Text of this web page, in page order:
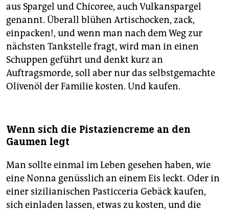
aus Spargel und Chicoree, auch Vulkanspargel
genannt. Überall blühen Artischocken, zack,
einpacken!, und wenn man nach dem Weg zur
nächsten Tankstelle fragt, wird man in einen
Schuppen geführt und denkt kurz an
Auftragsmorde, soll aber nur das selbstgemachte
Olivenöl der Familie kosten. Und kaufen.
Wenn sich die Pistaziencreme an den
Gaumen legt
Man sollte einmal im Leben gesehen haben, wie
eine Nonna genüsslich an einem Eis leckt. Oder in
einer sizilianischen Pasticceria Gebäck kaufen,
sich einladen lassen, etwas zu kosten, und die